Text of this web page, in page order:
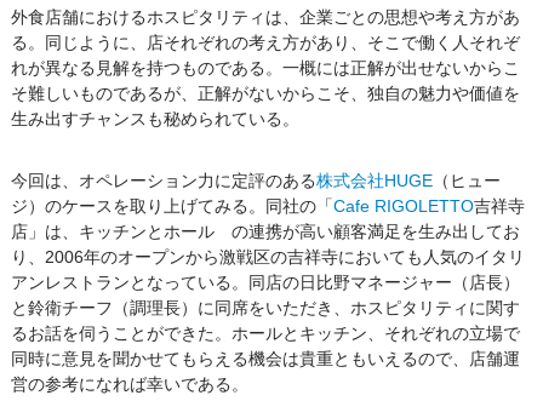
外食店舗におけるホスピタリティは、企業ごとの思想や考え方があ
る。同じように、店それぞれの考え方があり、そこで働く人それぞ
れが異なる見解を持つものである。一概には正解が出せないからこ
そ難しいものであるが、正解がないからこそ、独自の魅力や価値を
生み出すチャンスも秘められている。
今回は、オペレーション力に定評のある株式会社HUGE（ヒュー
ジ）のケースを取り上げてみる。同社の「 Cafe RIGOLETTO吉祥寺
店」は、キッチンとホール の連携が高い顧客満足を生み出してお
り、2006年のオープンから激戦区の吉祥寺においても人気のイタリ
アンレストランとなっている。同店の日比野マネージャー（店長）
と鈴衛チーフ（調理長）に同席をいただき、ホスピタリティに関す
るお話を伺うことができた。ホールとキッチン、それぞれの立場で
同時に意見を聞かせてもらえる機会は貴重ともいえるので、店舗運
営の参考になれば幸いである。